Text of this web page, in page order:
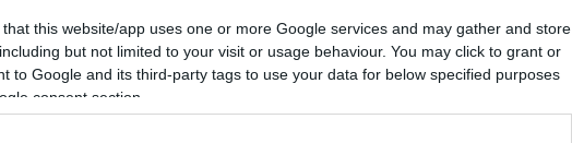
that this website/app uses one or more Google services and may gather and store
but not limited to your visit or usage behaviour. You may click to grant or
to Google and its third-party tags to use your data for below specified purposes
consent section.